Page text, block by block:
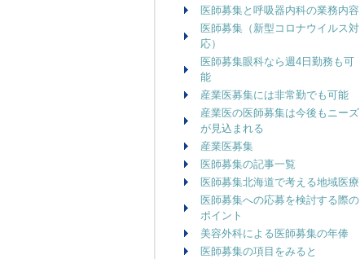
医師募集と呼吸器内科の業務内容
医師募集（新型コロナウイルス対
応）
医師募集眼科なら週4日勤務も可
能
産業医募集には非常勤でも可能
産業医の医師募集は今後もニーズ
が見込まれる
産業医募集
医師募集の記事一覧
医師募集北海道で考える地域医療
医師募集への応募を検討する際の
ポイント
美容外科による医師募集の年俸
医師募集の項目をみると